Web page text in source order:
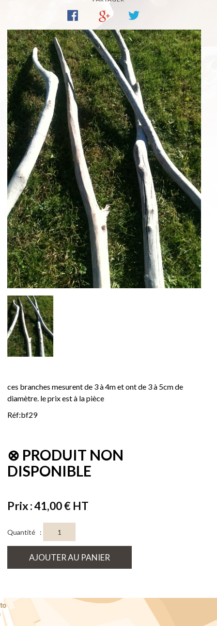
ces branches mesurent de 3 à 4m et ont de 3 à 5cm de
diamètre. le prix est à la pièce
Réf:bf29
⊗ PRODUIT NON
DISPONIBLE
Prix : 41,00 € HT
Quantité :
AJOUTER AU PANIER